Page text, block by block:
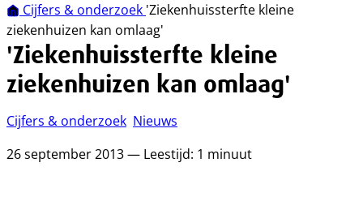
Cijfers & onderzoek 'Ziekenhuissterfte kleine
ziekenhuizen kan omlaag'
'Ziekenhuissterfte kleine
ziekenhuizen kan omlaag'
Cijfers & onderzoek Nieuws
26 september 2013 — Leestijd: 1 minuut